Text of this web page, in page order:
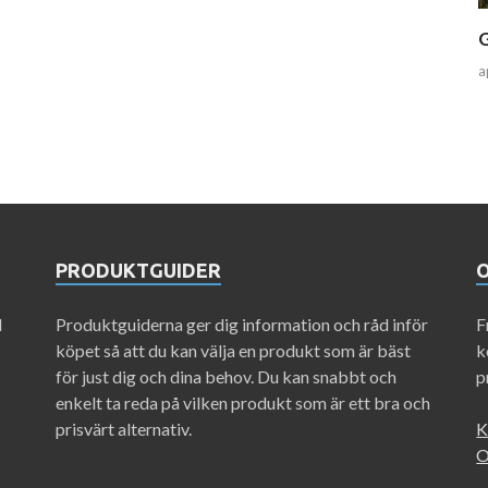
PRODUKTGUIDER
Produktguiderna ger dig information och råd inför
köpet så att du kan välja en produkt som är bäst
för just dig och dina behov. Du kan snabbt och
enkelt ta reda på vilken produkt som är ett bra och
prisvärt alternativ.